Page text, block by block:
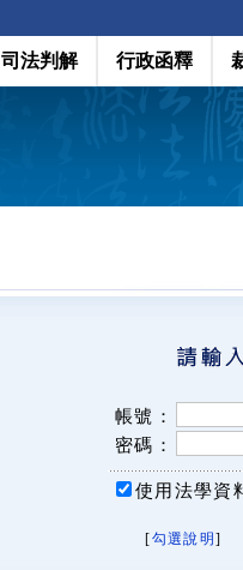
司法判解 行政函釋
帳號：
密碼：
使用法學資
[勾選說明 ]